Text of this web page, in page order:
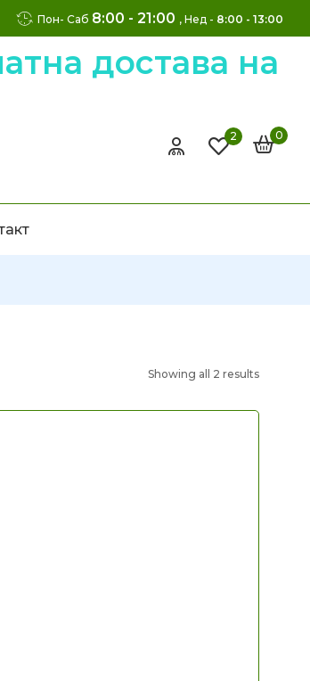
Пон- Саб 8:00 - 21:00 , Нед - 8:00 - 13:00
на
2 0
Showing all 2 results